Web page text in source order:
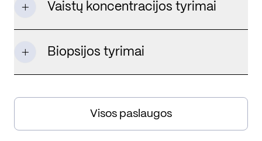
Vaistų koncentracijos tyrimai
Biopsijos tyrimai
Visos paslaugos